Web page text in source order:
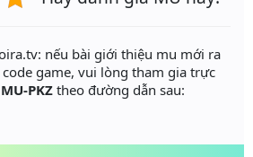
nếu bài giới thiệu mu mới ra
game, vui lòng tham gia trực
MU-PKZ theo đường dẫn sau: